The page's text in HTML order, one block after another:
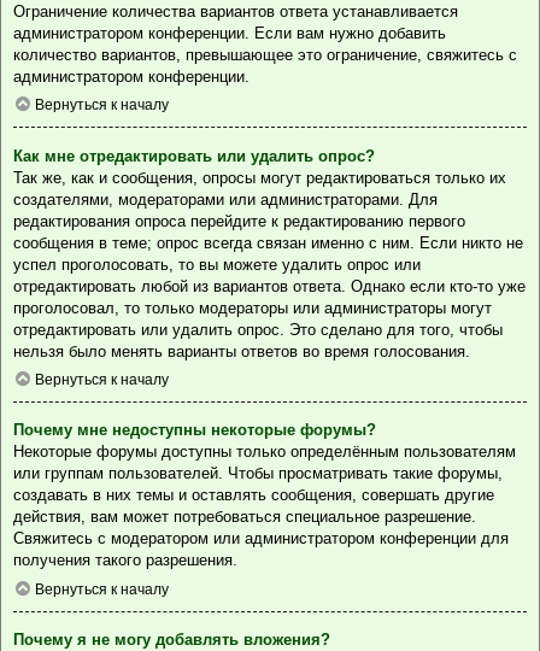
Ограничение количества вариантов ответа устанавливается
администратором конференции. Если вам нужно добавить
количество вариантов, превышающее это ограничение, свяжитесь с
администратором конференции.
Вернуться к началу
Как мне отредактировать или удалить опрос?
Так же, как и сообщения, опросы могут редактироваться только их
создателями, модераторами или администраторами. Для
редактирования опроса перейдите к редактированию первого
сообщения в теме; опрос всегда связан именно с ним. Если никто не
успел проголосовать, то вы можете удалить опрос или
отредактировать любой из вариантов ответа. Однако если кто-то уже
проголосовал, то только модераторы или администраторы могут
отредактировать или удалить опрос. Это сделано для того, чтобы
нельзя было менять варианты ответов во время голосования.
Вернуться к началу
Почему мне недоступны некоторые форумы?
Некоторые форумы доступны только определённым пользователям
или группам пользователей. Чтобы просматривать такие форумы,
создавать в них темы и оставлять сообщения, совершать другие
действия, вам может потребоваться специальное разрешение.
Свяжитесь с модератором или администратором конференции для
получения такого разрешения.
Вернуться к началу
Почему я не могу добавлять вложения?